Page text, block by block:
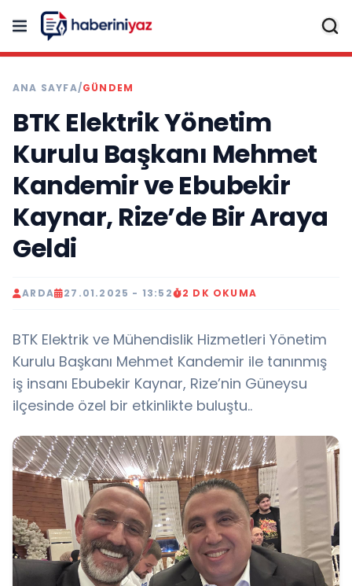
ANA SAYFA/GÜNDEM
BTK Elektrik Yönetim
Kurulu Başkanı Mehmet
Kandemir ve Ebubekir
Kaynar, Rize’de Bir Araya
Geldi
ARDA 27.01.2025 - 13:52 2 DK OKUMA
BTK Elektrik ve Mühendislik Hizmetleri Yönetim
Kurulu Başkanı Mehmet Kandemir ile tanınmış
iş insanı Ebubekir Kaynar, Rize’nin Güneysu
ilçesinde özel bir etkinlikte buluştu..